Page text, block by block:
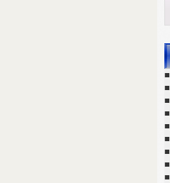
■
■
■
■
■
■
■
■
■